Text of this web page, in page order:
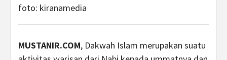
foto: kiranamedia
MUSTANIR.COM, Dakwah Islam merupakan suatu